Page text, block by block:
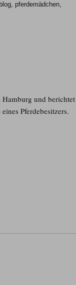
, pferdemädchen,
Hamburg und berichtet
Pferdebesitzers.